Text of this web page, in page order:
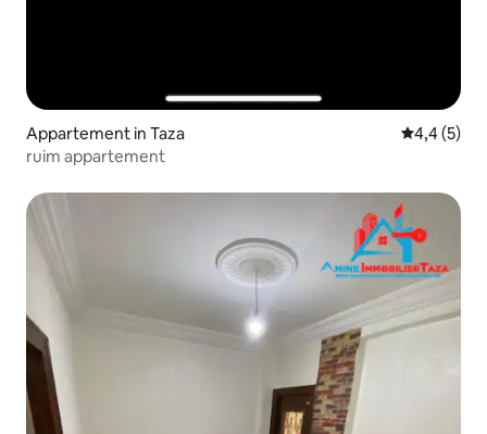
Appartement in Taza
4,4 (5)
ruim appartement